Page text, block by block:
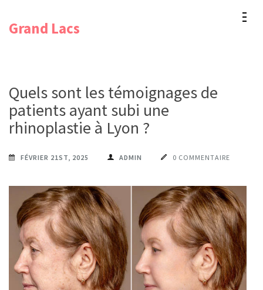
Grand Lacs
Quels sont les témoignages de
patients ayant subi une
rhinoplastie à Lyon ?
FÉVRIER 21ST, 2025 ADMIN 0 COMMENTAIRE